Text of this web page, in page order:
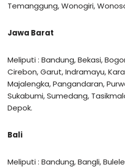
Temanggung, Wonogiri,
Jawa Barat
Meliputi : Bandung, Bekasi,
Cirebon, Garut, Indramayu,
Majalengka, Pangandaran,
Sukabumi, Sumedang,
Depok.
Bali
Meliputi : Bandung, Bangli,